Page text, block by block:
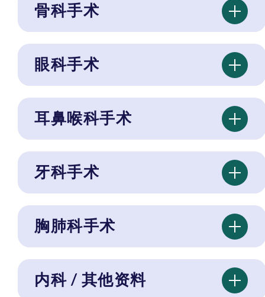
骨科手术
眼科手术
耳鼻喉科手术
牙科手术
胸肺科手术
内科 / 其他资料